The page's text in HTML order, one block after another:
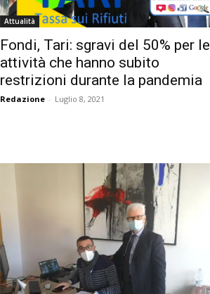
Attualità
Fondi, Tari: sgravi del 50% per le
attività che hanno subito
restrizioni durante la pandemia
Redazione - Luglio 8, 2021